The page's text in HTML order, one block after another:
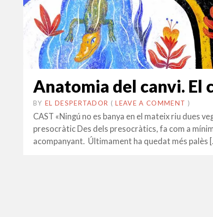
Anatomia del canvi. El
BY EL DESPERTADOR ON
24
2017
•(LEAVE A COMMENT )
CAST «Ningú no es banya en el mateix riu dues
presocràtic Des dels presocràtics, fa com a
acompanyant. Últimament ha quedat més palès